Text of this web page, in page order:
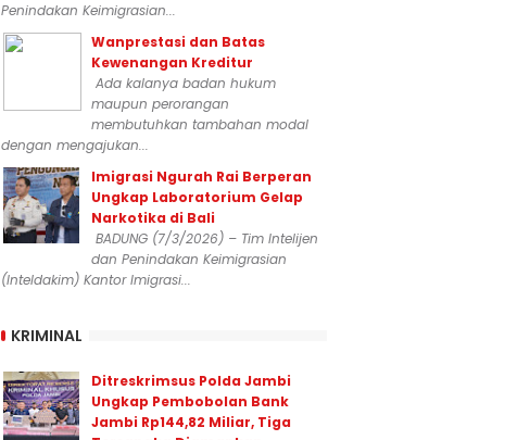
Penindakan Keimigrasian...
Wanprestasi dan Batas
Kewenangan Kreditur
Ada kalanya badan hukum
maupun perorangan
membutuhkan tambahan modal
dengan mengajukan...
Imigrasi Ngurah Rai Berperan
Ungkap Laboratorium Gelap
Narkotika di Bali
BADUNG (7/3/2026) – Tim Intelijen
dan Penindakan Keimigrasian
(Inteldakim) Kantor Imigrasi...
KRIMINAL
Ditreskrimsus Polda Jambi
Ungkap Pembobolan Bank
Jambi Rp144,82 Miliar, Tiga